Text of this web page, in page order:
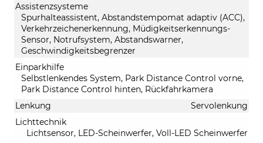
Assistenzsysteme
Spurhalteassistent, Abstandstempomat adaptiv (ACC),
Verkehrzeichenerkennung, Müdigkeitserkennungs-
Sensor, Notrufsystem, Abstandswarner,
Geschwindigkeitsbegrenzer
Einparkhilfe
Selbstlenkendes System, Park Distance Control vorne,
Park Distance Control hinten, Rückfahrkamera
Lenkung
Servolenkung
Lichttechnik
Lichtsensor, LED-Scheinwerfer, Voll-LED Scheinwerfer